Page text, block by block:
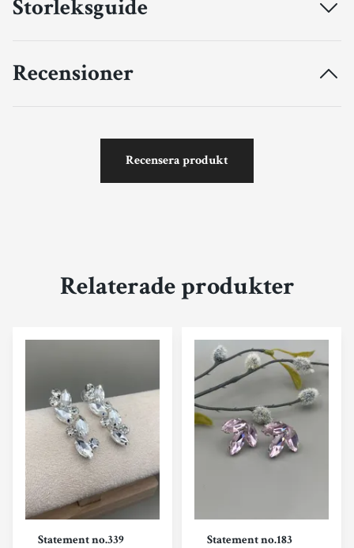
Storleksguide
Recensioner
Recensera produkt
Relaterade produkter
Statement no.339
Statement no.183